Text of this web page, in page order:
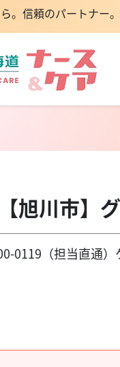
。信頼のパートナー。
【旭川市】
0119（担当直通